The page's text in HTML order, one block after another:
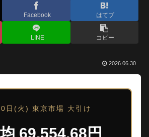
Facebook はてブ
LINE コピー
2026.06.30
日(火) 東京市場 大引け
69,554.68円